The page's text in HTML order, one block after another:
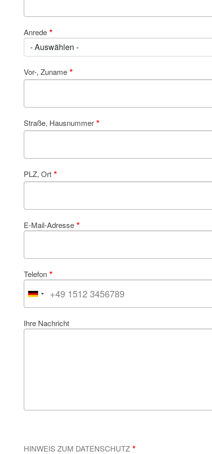
Anrede
Vor-, Zuname
Straße, Hausnummer
PLZ, Ort
E-Mail-Adresse
Telefon
Ihre Nachricht
HINWEIS ZUM DATENSCHUTZ